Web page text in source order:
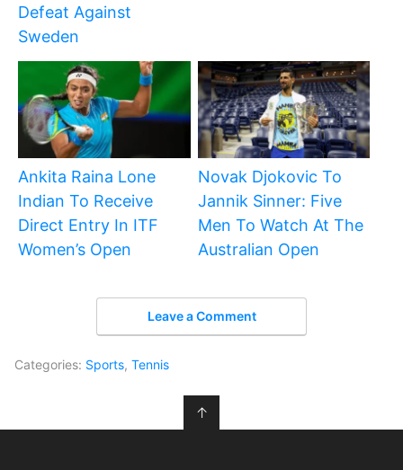
Defeat Against
Sweden
Ankita Raina Lone
Indian To Receive
Direct Entry In ITF
Women’s Open
Novak Djokovic To
Jannik Sinner: Five
Men To Watch At The
Australian Open
Leave a Comment
Categories: Sports, Tennis
↑